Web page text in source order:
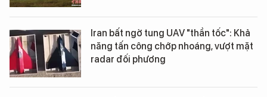
Iran bất ngờ tung UAV "thần tốc": Khả
năng tấn công chớp nhoáng, vượt mặt
radar đối phương